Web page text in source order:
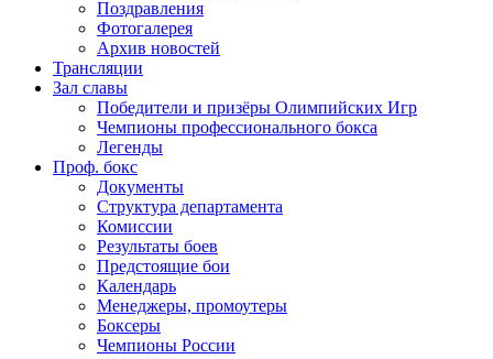
Поздравления
Фотогалерея
Архив новостей
Трансляции
Зал славы
Победители и призёры Олимпийских Игр
Чемпионы профессионального бокса
Легенды
Проф. бокс
Документы
Структура департамента
Комиссии
Результаты боев
Предстоящие бои
Календарь
Менеджеры, промоутеры
Боксеры
Чемпионы России